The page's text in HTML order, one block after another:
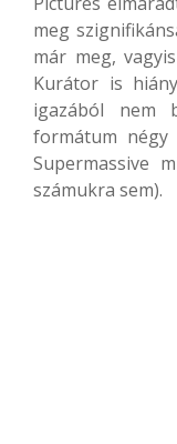
meg
már meg,
Kurátor is
igazából nem
formátum
Supermassive
számukra sem).